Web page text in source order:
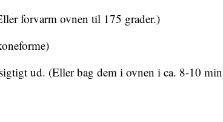
forvarm ovnen til 175 grader.)
ud. (Eller bag dem i ovnen i ca. 8-10